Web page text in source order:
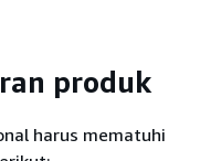
produk
harus mematuhi